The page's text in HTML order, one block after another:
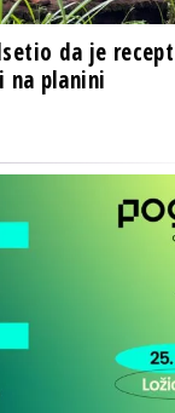
da je
na planini